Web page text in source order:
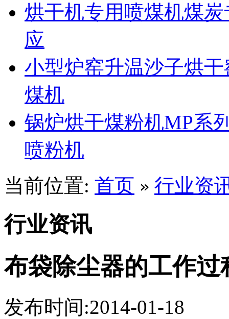
烘干机专用喷煤机煤
应
小型炉窑升温沙子烘
煤机
锅炉烘干煤粉机MP系
喷粉机
当前位置: 首页 » 行业资
行业资讯
布袋除尘器的工作过
发布时间:2014-01-18